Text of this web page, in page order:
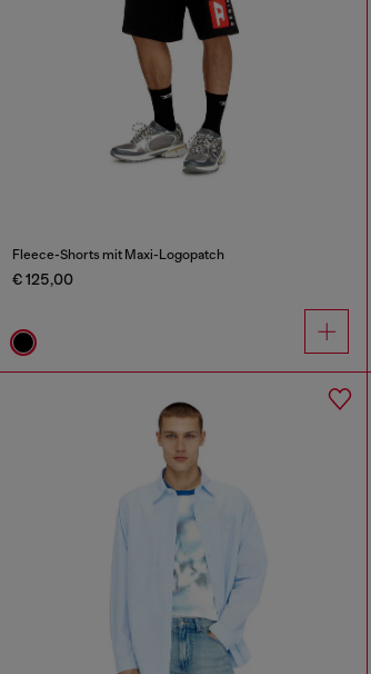
Fleece-Shorts mit Maxi-Logopatch
€ 125,00